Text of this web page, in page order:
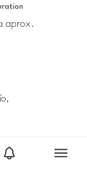
aprox.